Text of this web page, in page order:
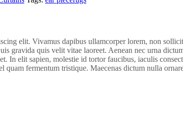
elit. Vivamus dapibus ullamcorper lorem, non
gravida quis velit vitae laoreet. Aenean nec urna
In elit sapien, molestie id tortor faucibus, iaculis
fermentum tristique. Maecenas dictum nulla